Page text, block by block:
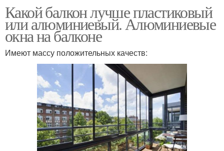
Какой балкон лучше пластиковый
или алюминиевый. Алюминиевые
окна на балконе
Имеют массу положительных качеств: